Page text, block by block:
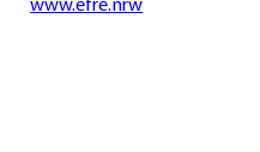
www.efre.nrw